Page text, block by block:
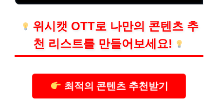
위시캣 OTT로 나만의 콘텐츠 추
천 리스트를 만들어보세요!
최적의 콘텐츠 추천받기